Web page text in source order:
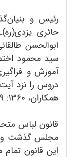
رئیس و
حائری
ابوالحسن
سید محمود
آموزش و
دروس را نزد
همکاران، 1360: 29- 28)
این قانون تمام